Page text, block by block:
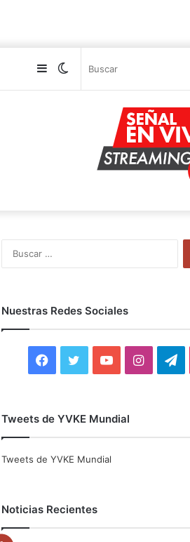
Switch
Sidebar
Nuestras Redes Sociales
F
c
o
i
r
Y
u
e
I
r
T
a
Tweets de YVKE Mundial
Tweets de YVKE Mundial
Noticias Recientes